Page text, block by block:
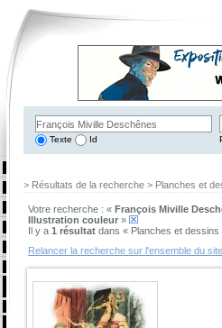
Texte Id
> Résultats de la recherche > Planches et
Votre recherche : « François Miville
Illustration couleur »
Il y a 1 résultat dans « Planches et dessins
Relancer la recherche sur l'ensemble du site